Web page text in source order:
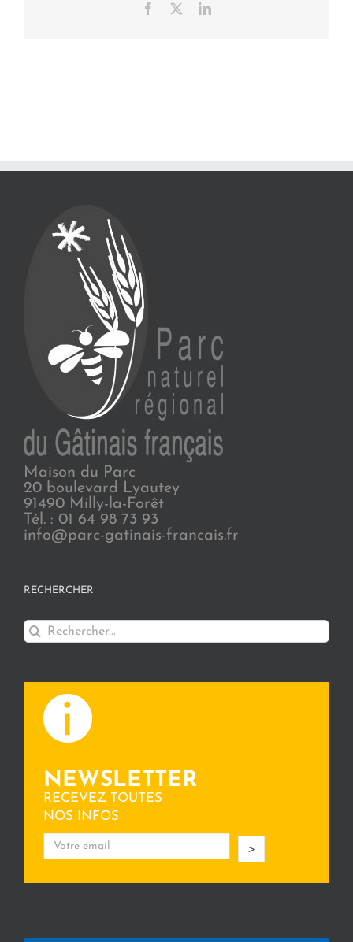
Facebook LinkedIn
Maison du Parc
20 boulevard Lyautey
91490 Milly-la-Forêt
Tél. : 01 64 98 73 93
info@parc-gatinais-francais.fr
RECHERCHER
Rechercher:
NEWSLETTER
RECEVEZ TOUTES
NOS INFOS
>